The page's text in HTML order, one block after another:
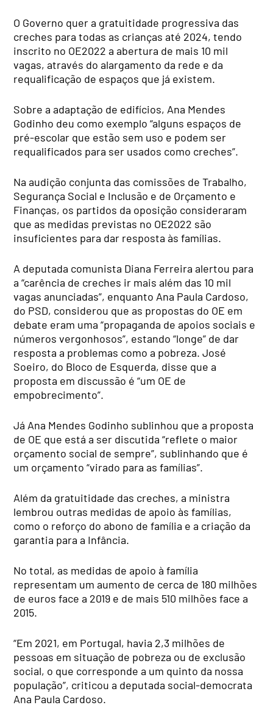
O Governo quer a gratuitidade progressiva das
creches para todas as crianças até 2024, tendo
inscrito no OE2022 a abertura de mais 10 mil
vagas, através do alargamento da rede e da
requalificação de espaços que já existem.
Sobre a adaptação de edifícios, Ana Mendes
Godinho deu como exemplo “alguns espaços de
pré-escolar que estão sem uso e podem ser
requalificados para ser usados como creches”.
Na audição conjunta das comissões de Trabalho,
Segurança Social e Inclusão e de Orçamento e
Finanças, os partidos da oposição consideraram
que as medidas previstas no OE2022 são
insuficientes para dar resposta às famílias.
A deputada comunista Diana Ferreira alertou para
a “carência de creches ir mais além das 10 mil
vagas anunciadas”, enquanto Ana Paula Cardoso,
do PSD, considerou que as propostas do OE em
debate eram uma “propaganda de apoios sociais e
números vergonhosos”, estando “longe” de dar
resposta a problemas como a pobreza. José
Soeiro, do Bloco de Esquerda, disse que a
proposta em discussão é “um OE de
empobrecimento”.
Já Ana Mendes Godinho sublinhou que a proposta
de OE que está a ser discutida “reflete o maior
orçamento social de sempre”, sublinhando que é
um orçamento “virado para as famílias”.
Além da gratuitidade das creches, a ministra
lembrou outras medidas de apoio às famílias,
como o reforço do abono de família e a criação da
garantia para a Infância.
No total, as medidas de apoio à família
representam um aumento de cerca de 180 milhões
de euros face a 2019 e de mais 510 milhões face a
2015.
“Em 2021, em Portugal, havia 2,3 milhões de
pessoas em situação de pobreza ou de exclusão
social, o que corresponde a um quinto da nossa
população”, criticou a deputada social-democrata
Ana Paula Cardoso.